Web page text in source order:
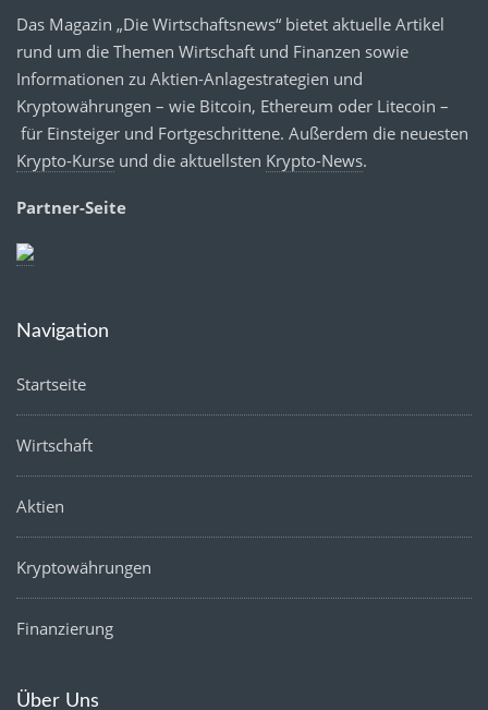
Das Magazin „Die Wirtschaftsnews“ bietet aktuelle Artikel
rund um die Themen Wirtschaft und Finanzen sowie
Informationen zu Aktien-Anlagestrategien und
Kryptowährungen – wie Bitcoin, Ethereum oder Litecoin –
für Einsteiger und Fortgeschrittene. Außerdem die neuesten
Krypto-Kurse und die aktuellsten Krypto-News.
Partner-Seite
Navigation
Startseite
Wirtschaft
Aktien
Kryptowährungen
Finanzierung
Über Uns